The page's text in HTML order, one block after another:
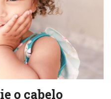
o cabelo